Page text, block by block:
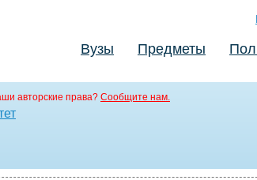
Вузы Предметы
авторские права? Сообщите нам.